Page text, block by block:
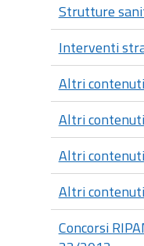
Strutture
Interventi
Altri contenuti
Altri
Altri contenuti
Altri
Concorsi